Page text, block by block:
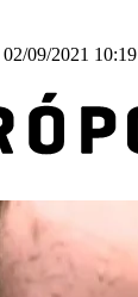
02/09/2021 10:19